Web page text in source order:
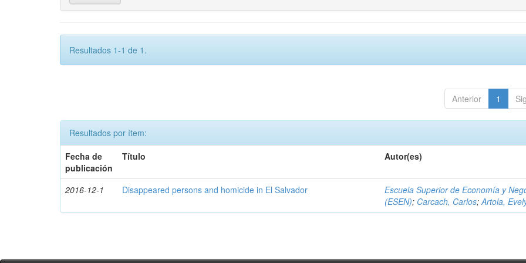
Resultados 1-1 de 1.
Anterior 1
Resultados por ítem:
Fecha de
publicación
Título Autor(es)
2016-12-1 Disappeared persons and homicide in El Salvador
Escuela Superior de Economía y
(ESEN); Carcach, Carlos;Artola,